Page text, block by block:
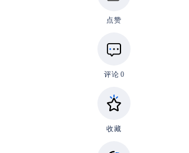
点赞
评论 0
收藏